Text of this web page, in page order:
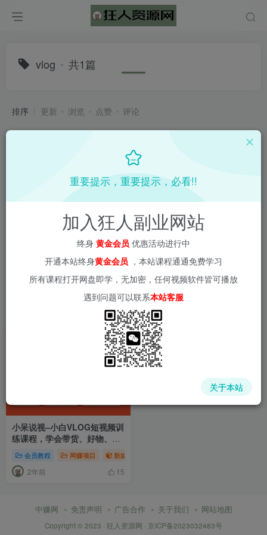
vlog 共1篇
排序 更新 浏览 点赞 评论
小呆说视–小白VLOG短视频训
练课程，学会带货、好物、直
播、中视频
会员教程 网赚项目 新媒体项目
2年前 15
中赚网 免责声明 广告合作 关于我们 网站地图
Copyright © 2023 · 狂人资源网 · 京ICP备2023032483号
重要提示，重要提示，必看!!
加入狂人副业网站
终身 黄金会员 优惠活动进行中
开通本站终身黄金会员 ，本站课程通通免费学习
所有课程打开网盘即学，无加密，任何视频软件皆可播放
遇到问题可以联系本站客服
关于本站